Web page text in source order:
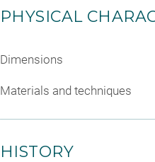
PHYSICAL
Dimensions
Materials and techniques
HISTORY